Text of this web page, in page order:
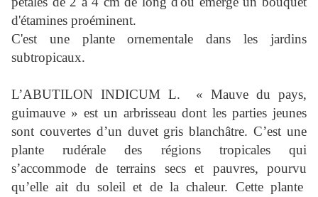
d'étamines proéminent.
C'est une plante ornementale dans les jardins
subtropicaux.
L’ABUTILON INDICUM L.
« Mauve du pays,
guimauve » est un arbrisseau dont les parties jeunes
sont couvertes d’un duvet gris blanchâtre. C’est une
plante rudérale des régions tropicales qui
s’accommode de terrains secs et pauvres, pourvu
qu’elle ait du soleil et de la chaleur. Cette plante